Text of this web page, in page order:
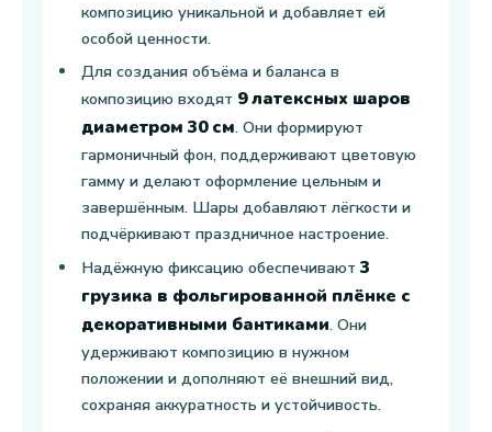
композицию уникальной и добавляет ей
особой ценности.
Для создания объёма и баланса в
композицию входят 9 латексных шаров
диаметром 30 см. Они формируют
гармоничный фон, поддерживают цветовую
гамму и делают оформление цельным и
завершённым. Шары добавляют лёгкости и
подчёркивают праздничное настроение.
Надёжную фиксацию обеспечивают3
грузика в фольгированной плёнке с
декоративными бантиками. Они
удерживают композицию в нужном
положении и дополняют её внешний вид,
сохраняя аккуратность и устойчивость.